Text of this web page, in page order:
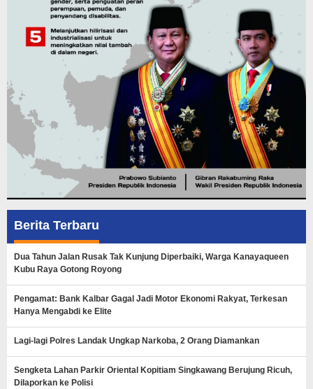
Berita Terbaru
Dua Tahun Jalan Rusak Tak Kunjung Diperbaiki, Warga Kanayaqueen
Kubu Raya Gotong Royong
Pengamat: Bank Kalbar Gagal Jadi Motor Ekonomi Rakyat, Terkesan
Hanya Mengabdi ke Elite
Lagi-lagi Polres Landak Ungkap Narkoba, 2 Orang Diamankan
Sengketa Lahan Parkir Oriental Kopitiam Singkawang Berujung Ricuh,
Dilaporkan ke Polisi